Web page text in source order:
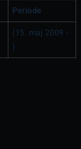
Periode
(15. maj 2009 -
)